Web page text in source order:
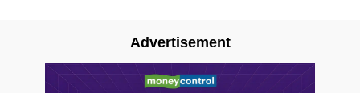
Advertisement